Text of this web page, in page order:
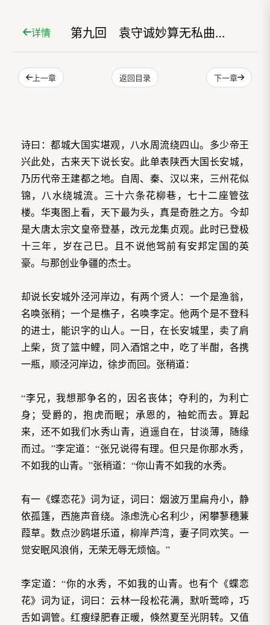
详情 第九回 袁守诚妙算无私曲 老龙王拙计犯天条
上一章 返回目录 下一章
诗曰：都城大国实堪观，八水周流绕四山。多少帝王
兴此处，古来天下说长安。此单表陕西大国长安城，
乃历代帝王建都之地。自周、秦、汉以来，三州花似
锦，八水绕城流。三十六条花柳巷，七十二座管弦
楼。华夷图上看，天下最为头，真是奇胜之方。今却
是大唐太宗文皇帝登基，改元龙集贞观。此时已登极
十三年，岁在己巳。且不说他驾前有安邦定国的英
豪。与那创业争疆的杰士。
却说长安城外泾河岸边，有两个贤人：一个是渔翁，
名唤张稍；一个是樵子，名唤李定。他两个是不登科
的进士，能识字的山人。一日，在长安城里，卖了肩
上柴，货了篮中鲤，同入酒馆之中，吃了半酣，各携
一瓶，顺泾河岸边，徐步而回。张稍道：
“李兄，我想那争名的，因名丧体；夺利的，为利亡
身；受爵的，抱虎而眠；承恩的，袖蛇而去。算起
来，还不如我们水秀山青，逍遥自在，甘淡薄，随缘
而过。”李定道：“张兄说得有理。但只是你那水秀，
不如我的山青。”张稍道：“你山青不如我的水秀。
有一《蝶恋花》词为证，词曰：烟波万里扁舟小，静
依孤篷，西施声音绕。涤虑洗心名利少，闲攀蓼穗蒹
葭草。数点沙鸥堪乐道，柳岸芦湾，妻子同欢笑。一
觉安眠风浪俏，无荣无辱无烦恼。”
李定道：“你的水秀，不如我的山青。也有个《蝶恋
花》词为证，词曰：云林一段松花满，默听莺啼，巧
舌如调管。红瘦绿肥春正暖，倏然夏至光阴转。又值